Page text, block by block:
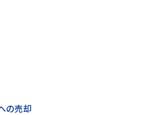
の売却